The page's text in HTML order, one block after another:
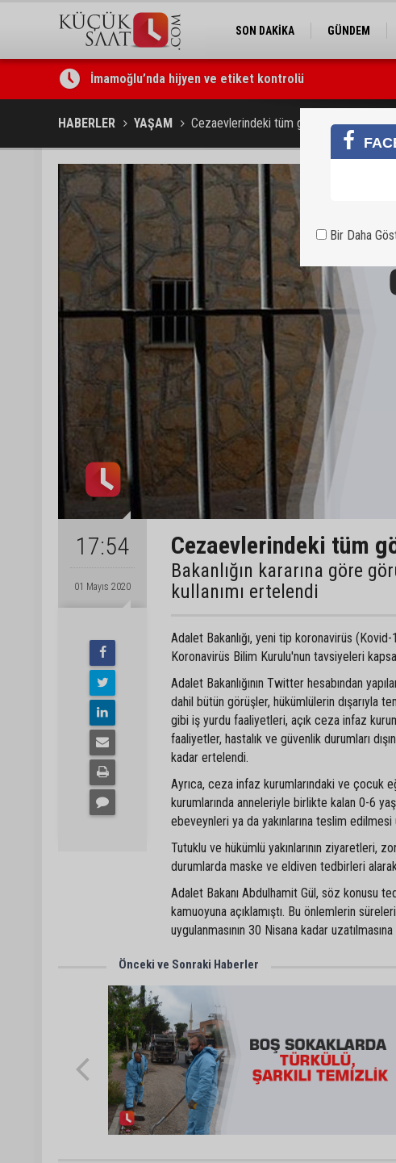
SON DAKİKA GÜNDEM
İmamoğlu’nda hijyen ve etiket kontrolü
Mustafa Özkan: "Yüreğir Belediye Başkan Vekilliği
HABERLER YAŞAM Cezaevlerindeki tüm görüşler 15
17:54
01 Mayıs 2020
Cezaevlerindeki tüm
Bakanlığın kararına göre
kullanımı ertelendi
Adalet Bakanlığı, yeni tip koronavirüs
Koronavirüs Bilim Kurulu'nun tavsiyeleri
Adalet Bakanlığının Twitter hesabından
dahil bütün görüşler, hükümlülerin dışarıyla
gibi iş yurdu faaliyetleri, açık ceza infaz
faaliyetler, hastalık ve güvenlik durumları
kadar ertelendi.
Ayrıca, ceza infaz kurumlarındaki ve çocuk
kurumlarında anneleriyle birlikte kalan 0-6
ebeveynleri ya da yakınlarına teslim
Tutuklu ve hükümlü yakınlarının ziyaretleri,
durumlarda maske ve eldiven tedbirleri
Adalet Bakanı Abdulhamit Gül, söz konusu
kamuoyuna açıklamıştı. Bu önlemlerin
uygulanmasının 30 Nisana kadar
Önceki ve Sonraki Haberler
Bir Daha